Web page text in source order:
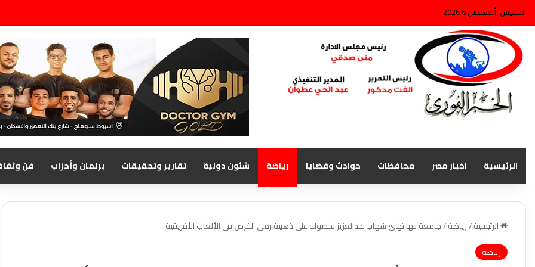
الخميس, أغسطس 6 2026
الرئيسية اخبار مصر محافظات حوادث وقضايا رياضة شئون دولية تقارير وتحقيقات برلمان وأحزاب فن
الرئيسية/رياضة/جامعة بنها تهنئ شهاب عبدالعزيز لحصوله على ذهبية رمي القرص في الألعاب الأفريقية
رياضة